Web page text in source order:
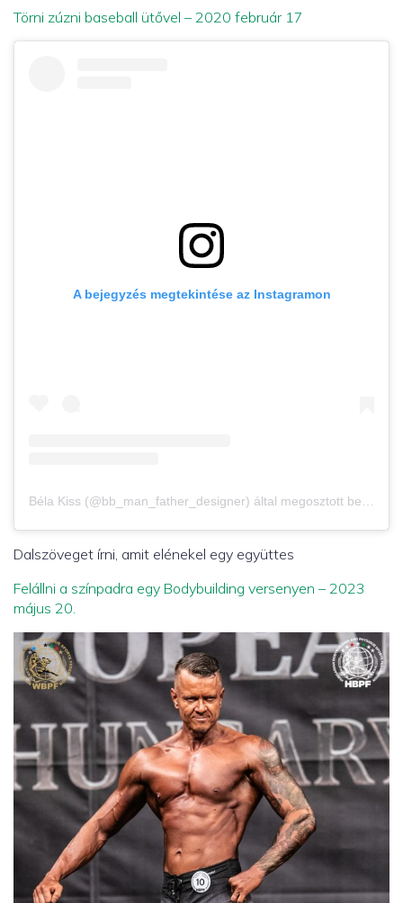
Törni zúzni baseball ütővel – 2020 február 17
A bejegyzés megtekintése az Instagramon
Béla Kiss (@bb_man_father_designer) által megosztott bejegyzés
Dalszöveget írni, amit elénekel egy együttes
Felállni a színpadra egy Bodybuilding versenyen – 2023
május 20.